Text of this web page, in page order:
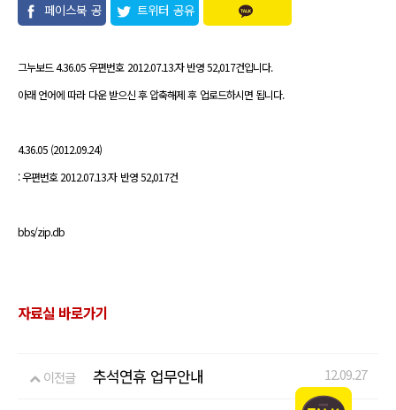
페이스북 공
트위터 공유
그누보드 4.36.05 우편번호 2012.07.13.자 반영 52,017건입니다.
아래 언어에 따라 다운 받으신 후 압축해제 후 업로드하시면 됩니다.
4.36.05 (2012.09.24)
: 우편번호 2012.07.13.자 반영 52,017건
bbs/zip.db
자료실 바로가기
이전글 추석연휴 업무안내 12.09.27